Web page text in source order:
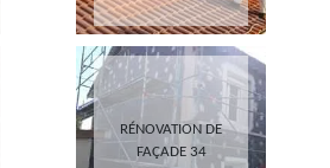
RÉNOVATION DE
FAÇADE 34